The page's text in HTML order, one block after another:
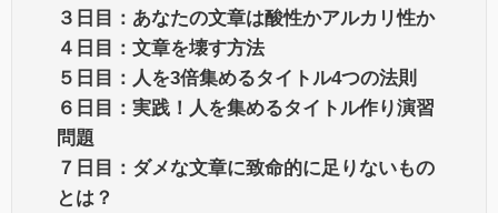
３日目：あなたの文章は酸性かアルカリ性か
４日目：文章を壊す方法
５日目：人を3倍集めるタイトル4つの法則
６日目：実践！人を集めるタイトル作り演習
問題
７日目：ダメな文章に致命的に足りないもの
とは？